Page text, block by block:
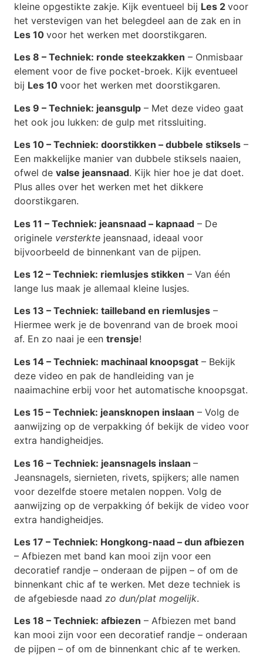
kleine opgestikte zakje. Kijk eventueel bij Les 2 voor
het verstevigen van het belegdeel aan de zak en in
Les 10 voor het werken met doorstikgaren.
Les 8 – Techniek: ronde steekzakken – Onmisbaar
element voor de five pocket-broek. Kijk eventueel
bij Les 10 voor het werken met doorstikgaren.
Les 9 – Techniek: jeansgulp – Met deze video gaat
het ook jou lukken: de gulp met ritssluiting.
Les 10 – Techniek: doorstikken – dubbele stiksels –
Een makkelijke manier van dubbele stiksels naaien,
ofwel de valse jeansnaad. Kijk hier hoe je dat doet.
Plus alles over het werken met het dikkere
doorstikgaren.
Les 11 – Techniek: jeansnaad – kapnaad – De
originele versterkte jeansnaad, ideaal voor
bijvoorbeeld de binnenkant van de pijpen.
Les 12 – Techniek: riemlusjes stikken – Van één
lange lus maak je allemaal kleine lusjes.
Les 13 – Techniek: tailleband en riemlusjes –
Hiermee werk je de bovenrand van de broek mooi
af. En zo naai je een trensje!
Les 14 – Techniek: machinaal knoopsgat – Bekijk
deze video en pak de handleiding van je
naaimachine erbij voor het automatische knoopsgat.
Les 15 – Techniek: jeansknopen inslaan – Volg de
aanwijzing op de verpakking óf bekijk de video voor
extra handigheidjes.
Les 16 – Techniek: jeansnagels inslaan –
Jeansnagels, siernieten, rivets, spijkers; alle namen
voor dezelfde stoere metalen noppen. Volg de
aanwijzing op de verpakking óf bekijk de video voor
extra handigheidjes.
Les 17 – Techniek: Hongkong-naad – dun afbiezen
– Afbiezen met band kan mooi zijn voor een
decoratief randje – onderaan de pijpen – of om de
binnenkant chic af te werken. Met deze techniek is
de afgebiesde naad zo dun/plat mogelijk.
Les 18 – Techniek: afbiezen – Afbiezen met band
kan mooi zijn voor een decoratief randje – onderaan
de pijpen – of om de binnenkant chic af te werken.